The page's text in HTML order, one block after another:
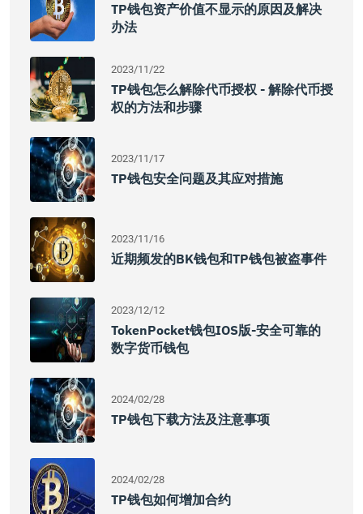
TP钱包资产价值不显示的原因及解决
办法
2023/11/22
TP钱包怎么解除代币授权 - 解除代币授
权的方法和步骤
2023/11/17
TP钱包安全问题及其应对措施
2023/11/16
近期频发的BK钱包和TP钱包被盗事件
2023/12/12
TokenPocket钱包iOS版-安全可靠的
数字货币钱包
2024/02/28
TP钱包下载方法及注意事项
2024/02/28
TP钱包如何增加合约